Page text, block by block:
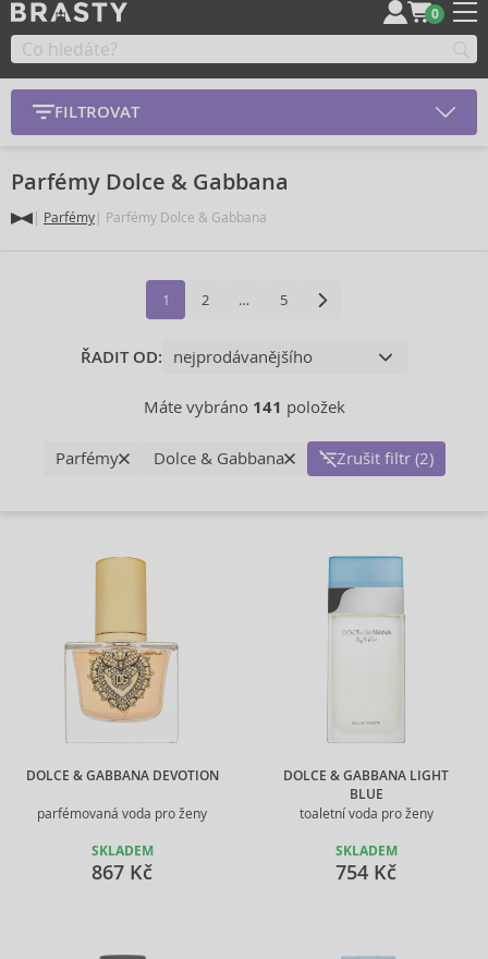
0
FILTROVAT
Parfémy Dolce & Gabbana
Parfémy Parfémy Dolce & Gabbana
1 2 … 5
ŘADIT OD:
Máte vybráno 141 položek
Parfémy Dolce & Gabbana Zrušit filtr (2)
DOLCE & GABBANA DEVOTION
parfémovaná voda pro ženy
SKLADEM
867 Kč
DOLCE & GABBANA LIGHT
BLUE
toaletní voda pro ženy
SKLADEM
754 Kč